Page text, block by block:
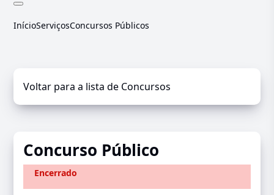
InícioServiçosConcursos Públicos
Voltar para a lista de Concursos
Concurso Público
Encerrado